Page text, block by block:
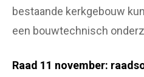
bestaande kerkgebouw
een bouwtechnisch
Raad 11 november: